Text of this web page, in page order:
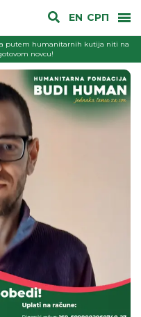
EN СРП
putem humanitarnih kutija niti na
novcu!